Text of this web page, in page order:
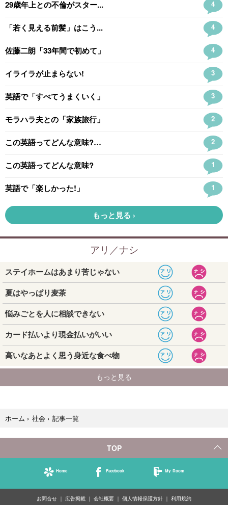
ホーム › 社会 › 記事一覧
TOP
Home Facebook My Room
お問合せ 広告掲載 会社概要 個人情報保護方針 利用規約